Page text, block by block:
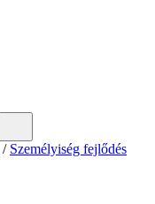
/ Személyiség fejlődés